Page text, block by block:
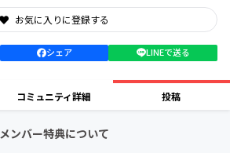
お気に入りに登録する
シェア LINEで送る
コミュニティ詳細 投稿
メンバー特典について